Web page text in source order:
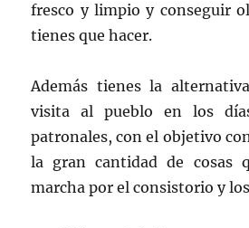
fresco y limpio y conseguir
tienes que hacer.
Además tienes la
visita al pueblo en los
patronales, con el objetivo
la gran cantidad de cosas
marcha por el consistorio y